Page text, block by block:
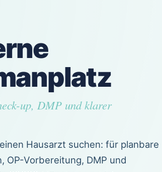
up, DMP und klarer
Hausarzt suchen: für planbare
OP-Vorbereitung, DMP und